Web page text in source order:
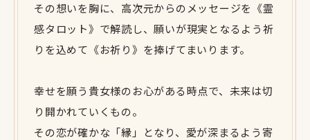
その想いを胸に、高次元からのメッセージを《霊
感タロット》で解読し、願いが現実となるよう祈
りを込めて《お祈り》を捧げてまいります。
幸せを願う貴女様のお心がある時点で、未来は切
り開かれていくもの。
その恋が確かな「縁」となり、愛が深まるよう寄